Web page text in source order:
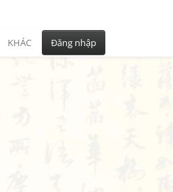
KHÁC Đăng nhập